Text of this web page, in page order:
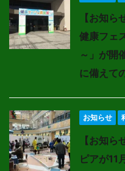
【お知
健康フェ
～」が開
に備えて
お知らせ
【お知
ピアが11